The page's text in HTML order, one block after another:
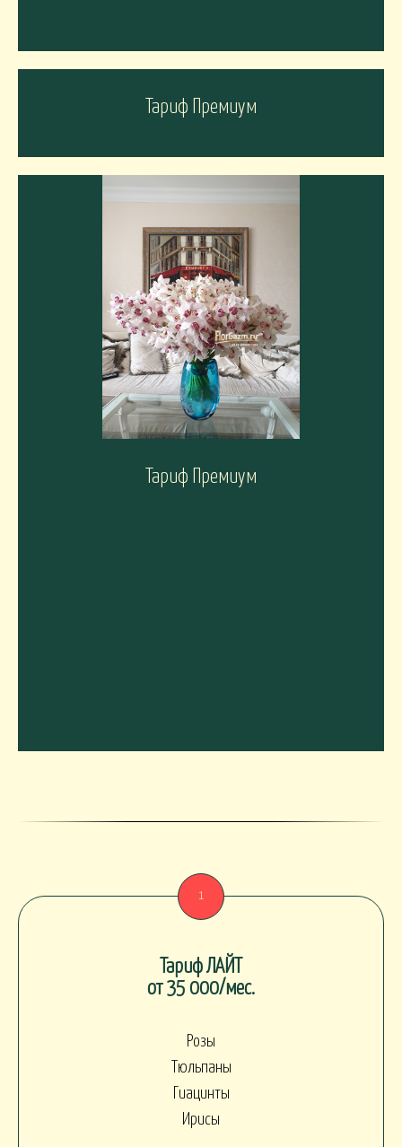
Тариф Премиум
Тариф Премиум
Тариф ЛАЙТ
от 35 000/мес.
Розы
Тюльпаны
Гиацинты
Ирисы